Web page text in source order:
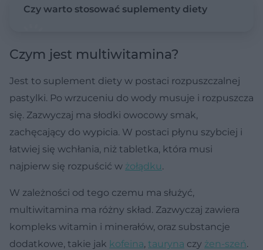
Czy warto stosować suplementy diety
Czym jest multiwitamina?
Jest to suplement diety w postaci rozpuszczalnej
pastylki. Po wrzuceniu do wody musuje i rozpuszcza
się. Zazwyczaj ma słodki owocowy smak,
zachęcający do wypicia. W postaci płynu szybciej i
łatwiej się wchłania, niż tabletka, która musi
najpierw się rozpuścić w żołądku.
W zależności od tego czemu ma służyć,
multiwitamina ma różny skład. Zazwyczaj zawiera
kompleks witamin i minerałów, oraz substancje
dodatkowe, takie jak kofeina, tauryna czy żen-szeń.